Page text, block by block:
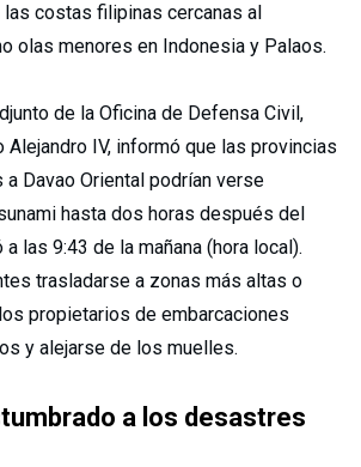
costas filipinas cercanas al
olas menores en Indonesia y Palaos.
de la Oficina de Defensa Civil,
Alejandro IV, informó que las provincias
Davao Oriental podrían verse
hasta dos horas después del
las 9:43 de la mañana (hora local).
trasladarse a zonas más altas o
propietarios de embarcaciones
y alejarse de los muelles.
a los desastres